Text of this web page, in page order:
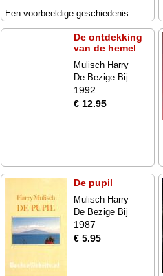
Een voorbeeldige geschiedenis
De ontdekking
van de hemel
Mulisch Harry
De Bezige Bij
1992
€ 12.95
De pupil
Mulisch Harry
De Bezige Bij
1987
€ 5.95